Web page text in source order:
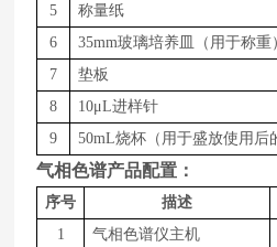
5
称量纸
6
35mm玻璃培养皿（用于称重
7
垫板
8
10μL进样针
9
50mL烧杯（用于盛放使用后
气相色谱产品配置：
序号 描述
1
气相色谱仪主机